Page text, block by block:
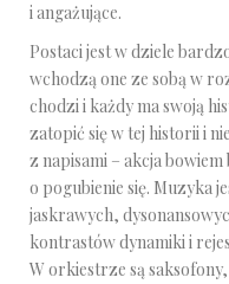
i angażujące.
Postaci jest w dziele
wchodzą one ze sobą w
chodzi i każdy ma swoją
zatopić się w tej historii i
z napisami – akcja
o pogubienie się. Muzyka
jaskrawych,
kontrastów dynamiki i
W orkiestrze są